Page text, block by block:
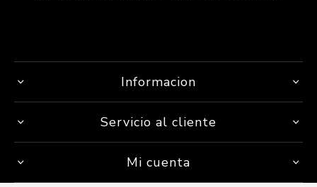
Informacion
Servicio al cliente
Mi cuenta